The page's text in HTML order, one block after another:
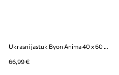
Ukrasni jastuk Byon Anima 40 x 60 cm L
66,99 €